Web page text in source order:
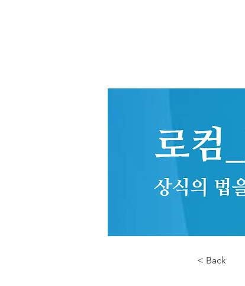
< Back